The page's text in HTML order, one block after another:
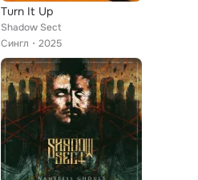
Turn It Up
Shadow Sect
Сингл
2025